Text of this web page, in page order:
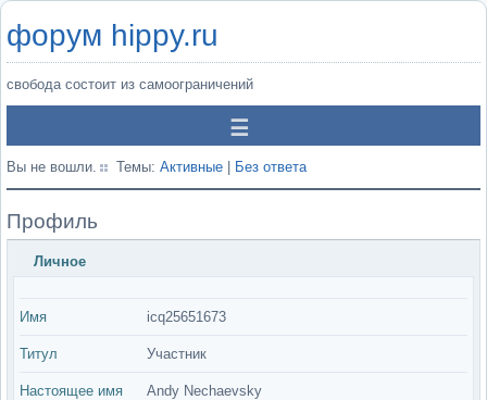
форум hippy.ru
свобода состоит из самоограничений
Вы не вошли. Темы: Активные Без ответа
Профиль
Личное
Имя icq25651673
Титул Участник
Настоящее имя Andy Nechaevsky